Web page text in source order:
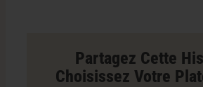
Store
in
Iron
Partagez Cette
Choisissez Votre